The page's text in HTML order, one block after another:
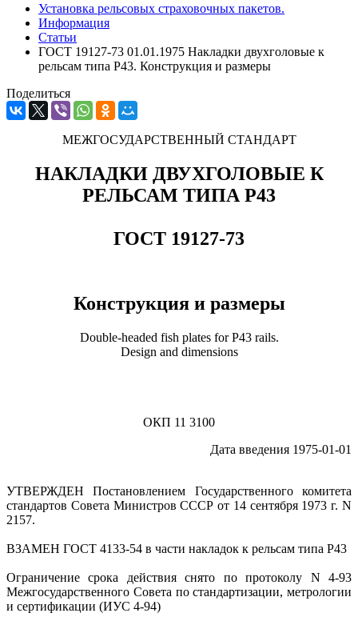
Установка рельсовых страховочных пакетов.
Информация
Статьи
ГОСТ 19127-73 01.01.1975 Накладки двухголовые к
рельсам типа Р43. Конструкция и размеры
Поделиться
МЕЖГОСУДАРСТВЕННЫЙ СТАНДАРТ
НАКЛАДКИ ДВУХГОЛОВЫЕ К
РЕЛЬСАМ ТИПА Р43
ГОСТ 19127-73
Конструкция и размеры
Double-headed fish plates for P43 rails.
Design and dimensions
ОКП 11 3100
Дата введения 1975-01-01
УТВЕРЖДЕН Постановлением Государственного комитета
стандартов Совета Министров СССР от 14 сентября 1973 г. N
2157.
ВЗАМЕН ГОСТ 4133-54 в части накладок к рельсам типа Р43
Ограничение срока действия снято по протоколу N 4-93
Межгосударственного Совета по стандартизации, метрологии
и сертификации (ИУС 4-94)